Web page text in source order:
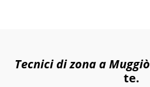
Tecnici di zona a Muggiò
te.